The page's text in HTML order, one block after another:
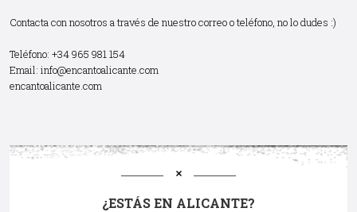
Contacta con nosotros a través de nuestro correo o teléfono, no lo dudes :)
Teléfono: +34 965 981 154
Email: info@encantoalicante.com
encantoalicante.com
¿ESTÁS EN ALICANTE?